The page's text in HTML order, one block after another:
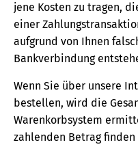
jene Kosten zu tragen,
einer
aufgrund von Ihnen
Bankverbindung
Wenn Sie über unsere
bestellen, wird die
Warenkorbsystem
zahlenden Betrag finden